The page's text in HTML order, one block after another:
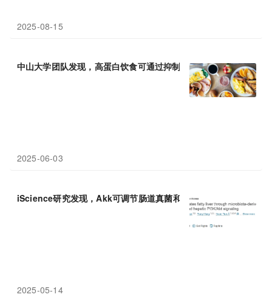
2025-08-15
中山大学团队发现，高蛋白饮食可通过抑制 AKT通路发挥抗癌作用
2025-06-03
iScience研究发现，Akk可调节肠道真菌和代谢物，经PI3K/
2025-05-14